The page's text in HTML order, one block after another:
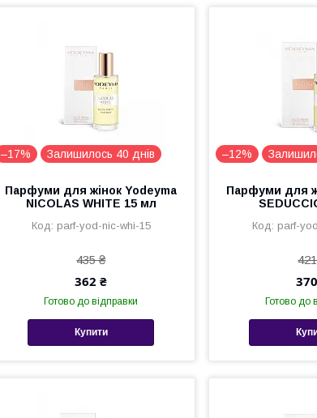
–17% Залишилось 40 днів
Парфуми для жінок Yodeyma
NICOLAS WHITE 15 мл
parf-yod-nic-whi-15
435 ₴
362 ₴
Готово до відправки
Купити
–12%
Парфуми для
parf-
Готово до